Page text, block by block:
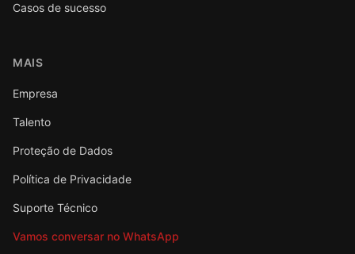
Casos de sucesso
MAIS
Empresa
Talento
Proteção de Dados
Política de Privacidade
Suporte Técnico
Vamos conversar no WhatsApp